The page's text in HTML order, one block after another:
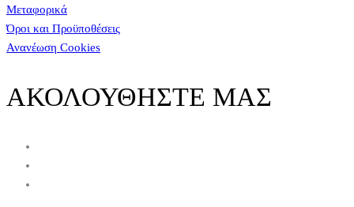
Μεταφορικά
Όροι και Προϋποθέσεις
Ανανέωση Cookies
ΑΚΟΛΟΥΘΗΣΤΕ ΜΑΣ